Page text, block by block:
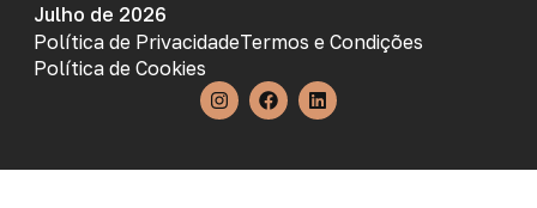
Julho de 2026
Política de PrivacidadeTermos e Condições
Política de Cookies